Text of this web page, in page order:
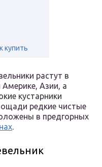
купить
растут в
Азии, а
кустарники
редкие чистые
в предгорных
.